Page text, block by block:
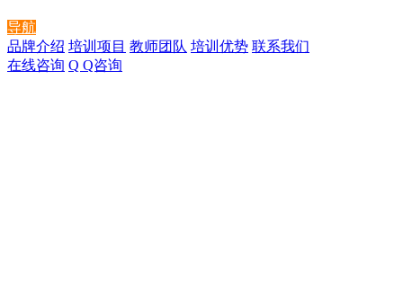
导航
品牌介绍 培训项目 教师团队 培训优势 联系我们
在线咨询 Q Q咨询